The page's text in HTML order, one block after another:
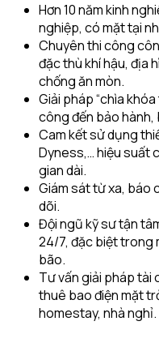
Hơn 10 năm kinh
nghiệp, có mặt tại
Chuyên thi công
đặc thù khí hậu, địa
chống ăn mòn.
Giải pháp “chìa
công đến bảo hành,
Cam kết sử dụng
Dyness,… hiệu suất
gian dài.
Giám sát từ xa, báo
dõi.
Đội ngũ kỹ sư tận
24/7, đặc biệt trong
bão.
Tư vấn giải pháp tài
thuê bao điện mặt
homestay, nhà nghỉ.